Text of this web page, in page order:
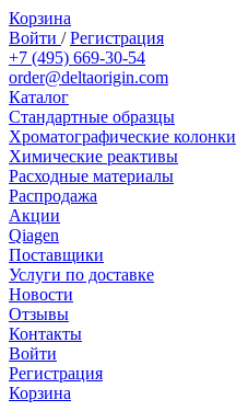
Корзина
Войти /Регистрация
+7 (495) 669-30-54
order@deltaorigin.com
Каталог
Стандартные образцы
Хроматографические колонки
Химические реактивы
Расходные материалы
Распродажа
Акции
Qiagen
Поставщики
Услуги по доставке
Новости
Отзывы
Контакты
Войти
Регистрация
Корзина